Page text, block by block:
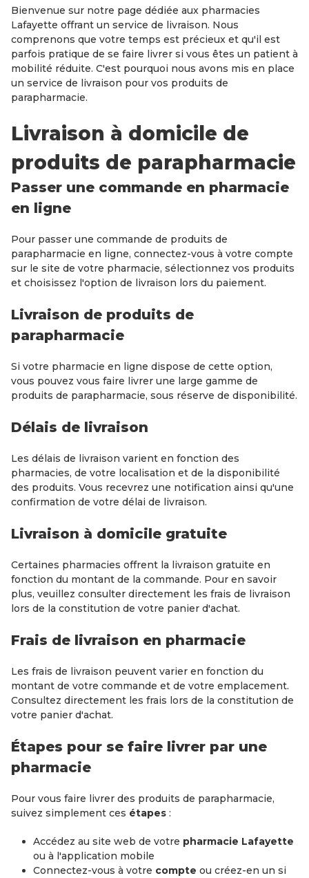
Bienvenue sur notre page dédiée aux pharmacies
Lafayette offrant un service de livraison. Nous
comprenons que votre temps est précieux et qu'il est
parfois pratique de se faire livrer si vous êtes un patient à
mobilité réduite. C'est pourquoi nous avons mis en place
un service de livraison pour vos produits de
parapharmacie.
Livraison à domicile de
produits de parapharmacie
Passer une commande en pharmacie
en ligne
Pour passer une commande de produits de
parapharmacie en ligne, connectez-vous à votre compte
sur le site de votre pharmacie, sélectionnez vos produits
et choisissez l'option de livraison lors du paiement.
Livraison de produits de
parapharmacie
Si votre pharmacie en ligne dispose de cette option,
vous pouvez vous faire livrer une large gamme de
produits de parapharmacie, sous réserve de disponibilité.
Délais de livraison
Les délais de livraison varient en fonction des
pharmacies, de votre localisation et de la disponibilité
des produits. Vous recevrez une notification ainsi qu'une
confirmation de votre délai de livraison.
Livraison à domicile gratuite
Certaines pharmacies offrent la livraison gratuite en
fonction du montant de la commande. Pour en savoir
plus, veuillez consulter directement les frais de livraison
lors de la constitution de votre panier d'achat.
Frais de livraison en pharmacie
Les frais de livraison peuvent varier en fonction du
montant de votre commande et de votre emplacement.
Consultez directement les frais lors de la constitution de
votre panier d'achat.
Étapes pour se faire livrer par une
pharmacie
Pour vous faire livrer des produits de parapharmacie,
suivez simplement ces étapes :
Accédez au site web de votre pharmacie Lafayette
ou à l'application mobile
Connectez-vous à votre compte ou créez-en un si